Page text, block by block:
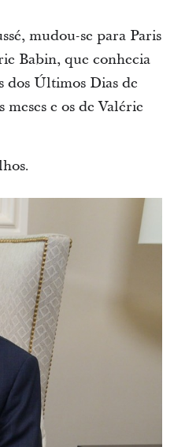
mudou-se para Paris
Babin, que conhecia
dos Últimos Dias de
e os de Valérie